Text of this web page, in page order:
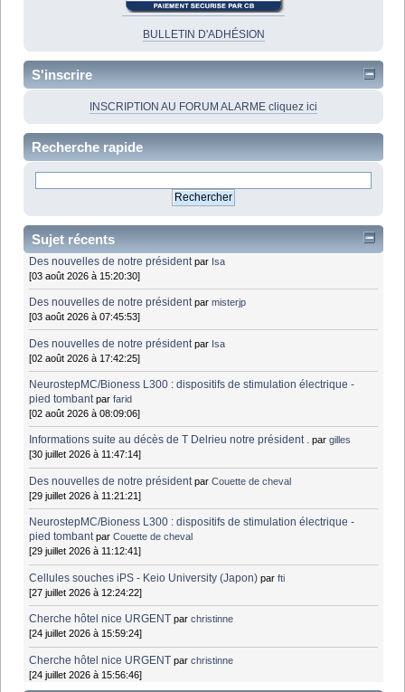
BULLETIN D'ADHÉSION
S'inscrire
INSCRIPTION AU FORUM ALARME cliquez ici
Recherche rapide
Sujet récents
Des nouvelles de notre président par Isa
[03 août 2026 à 15:20:30]
Des nouvelles de notre président parmisterjp
[03 août 2026 à 07:45:53]
Des nouvelles de notre président par Isa
[02 août 2026 à 17:42:25]
NeurostepMC/Bioness L300 : dispositifs de stimulation électrique -
pied tombant parfarid
[02 août 2026 à 08:09:06]
Informations suite au décès de T Delrieu notre président . pargilles
[30 juillet 2026 à 11:47:14]
Des nouvelles de notre président parCouette de cheval
[29 juillet 2026 à 11:21:21]
NeurostepMC/Bioness L300 : dispositifs de stimulation électrique -
pied tombant parCouette de cheval
[29 juillet 2026 à 11:12:41]
Cellules souches iPS - Keio University (Japon) parfti
[27 juillet 2026 à 12:24:22]
Cherche hôtel nice URGENT parchristinne
[24 juillet 2026 à 15:59:24]
Cherche hôtel nice URGENT parchristinne
[24 juillet 2026 à 15:56:46]